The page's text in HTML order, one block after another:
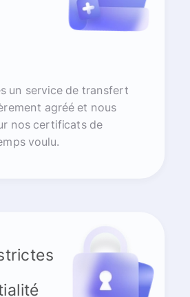
un service de transfert
agréé et nous
nos certificats de
voulu.